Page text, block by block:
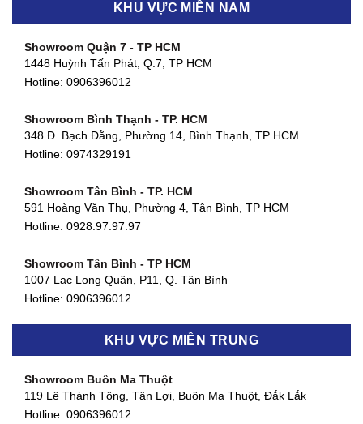
KHU VỰC MIỀN NAM
Showroom Quận 7 - TP HCM
1448 Huỳnh Tấn Phát, Q.7, TP HCM
Hotline: 0906396012
Showroom Bình Thạnh - TP. HCM
348 Đ. Bạch Đằng, Phường 14, Bình Thạnh, TP HCM
Hotline: 0974329191
Showroom Tân Bình - TP. HCM
591 Hoàng Văn Thụ, Phường 4, Tân Bình, TP HCM
Hotline: 0928.97.97.97
Showroom Tân Bình - TP HCM
1007 Lạc Long Quân, P11, Q. Tân Bình
Hotline: 0906396012
Showroom Biên Hòa - Đồng Nai
Showroom Thuận An - Bình Dương
KHU VỰC MIỀN TRUNG
Showroom Buôn Ma Thuột
119 Lê Thánh Tông, Tân Lợi, Buôn Ma Thuột, Đắk Lắk
Hotline: 0906396012